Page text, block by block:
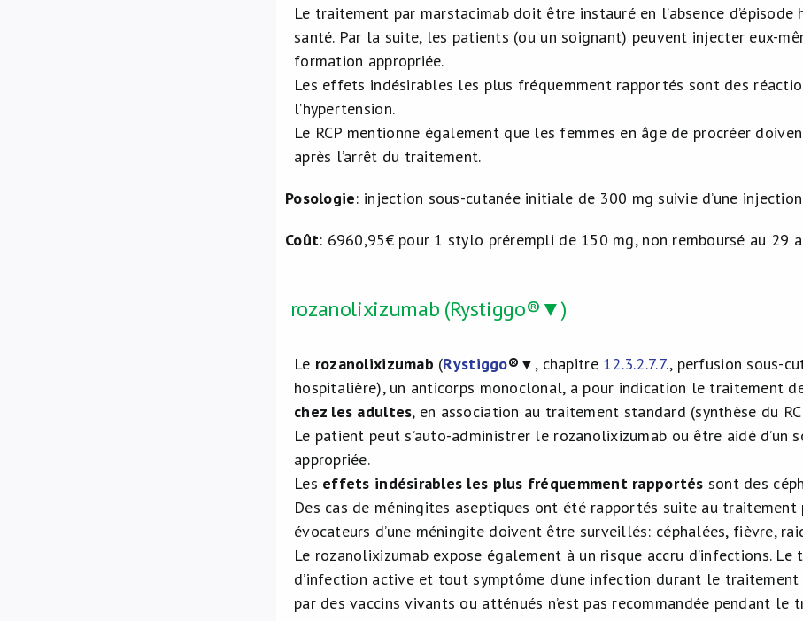
Le traitement par marstacimab doit être instauré en l’absence
santé. Par la suite, les patients (ou un soignant) peuvent injecter eux-
formation appropriée.
Les effets indésirables les plus fréquemment rapportés sont des
l’hypertension.
Le RCP mentionne également que les femmes en âge de procréer
après l’arrêt du traitement.
Posologie: injection sous-cutanée initiale de 300 mg suivie d’une
Coût: 6960,95€ pour 1 stylo prérempli de 150 mg, non remboursé au 29
rozanolixizumab (Rystiggo®▼)
Le rozanolixizumab (Rystiggo®▼, chapitre 12.3.2.7.7., perfusion sous-
hospitalière), un anticorps monoclonal, a pour indication le traitement
chez les adultes, en association au traitement standard (synthèse du
Le patient peut s’auto-administrer le rozanolixizumab ou être aidé d’un
appropriée.
Les effets indésirables les plus fréquemment rapportés sont des
Des cas de méningites aseptiques ont été rapportés suite au traitement
évocateurs d’une méningite doivent être surveillés: céphalées, fièvre,
Le rozanolixizumab expose également à un risque accru d’infections.
d’infection active et tout symptôme d’une infection durant le
par des vaccins vivants ou atténués n’est pas recommandée pendant le